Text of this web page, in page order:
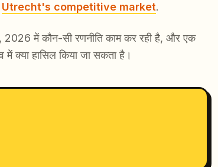
Utrecht's competitive market.
2026 में कौन-सी रणनीति काम कर रही है, और एक
में क्या हासिल किया जा सकता है।